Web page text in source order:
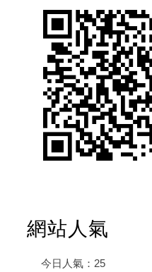
網站人氣
今日人氣： 25